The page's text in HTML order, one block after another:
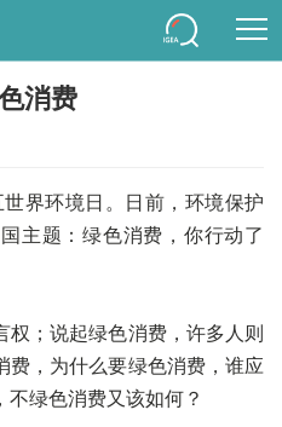
消费
界环境日。日前，环境保护
主题：绿色消费，你行动了
；说起绿色消费，许多人则
费，为什么要绿色消费，谁应
绿色消费又该如何？